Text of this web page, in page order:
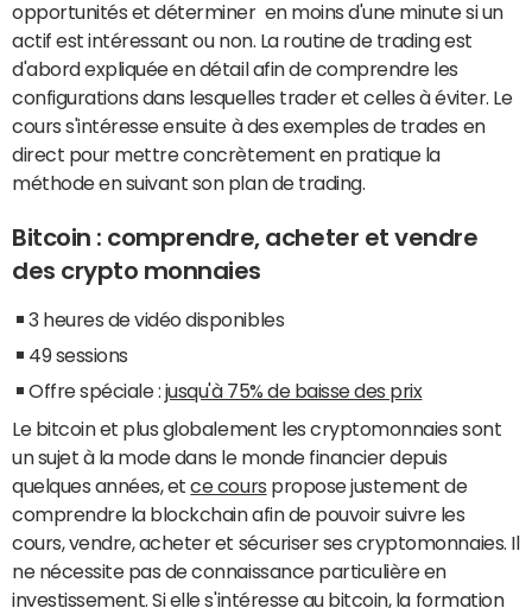
opportunités et déterminer en moins d'une minute si un
actif est intéressant ou non. La routine de trading est
d'abord expliquée en détail afin de comprendre les
configurations dans lesquelles trader et celles à éviter. Le
cours s'intéresse ensuite à des exemples de trades en
direct pour mettre concrètement en pratique la
méthode en suivant son plan de trading.
Bitcoin : comprendre, acheter et vendre
des crypto monnaies
3 heures de vidéo disponibles
49 sessions
Offre spéciale : jusqu'à 75% de baisse des prix
Le bitcoin et plus globalement les cryptomonnaies sont
un sujet à la mode dans le monde financier depuis
quelques années, etce cours propose justement de
comprendre la blockchain afin de pouvoir suivre les
cours, vendre, acheter et sécuriser ses cryptomonnaies. Il
ne nécessite pas de connaissance particulière en
investissement. Si elle s'intéresse au bitcoin, la formation